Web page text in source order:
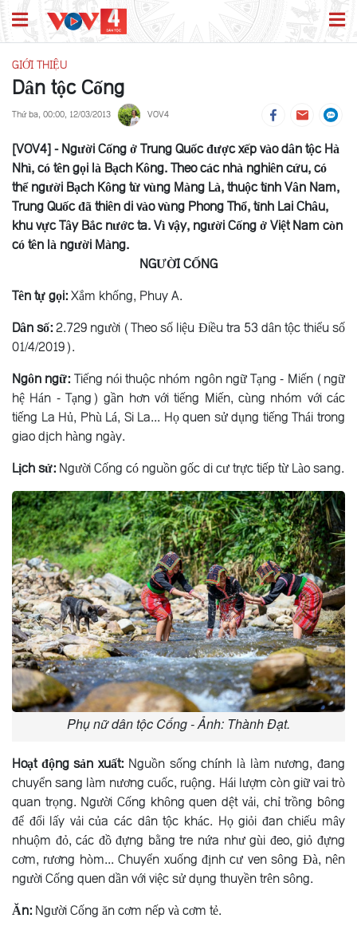
GIỚI THIỆU
Dân tộc Cống
Thứ ba, 00:00, 12/03/2013 VOV4
[VOV4] - Người Cống ở Trung Quốc được xếp vào dân tộc Hà
Nhì, có tên gọi là Bạch Kông. Theo các nhà nghiên cứu, có
thể người Bạch Kông từ vùng Màng Là, thuộc tỉnh Vân Nam,
Trung Quốc đã thiên di vào vùng Phong Thổ, tỉnh Lai Châu,
khu vực Tây Bắc nước ta. Vì vậy, người Cống ở Việt Nam còn
có tên là người Màng.
NGƯỜI CỐNG
Tên tự gọi:Xắm khống, Phuy A.
Dân số:2.729 người (Theo số liệu Điều tra 53 dân tộc thiểu số
01/4/2019).
Ngôn ngữ:Tiếng nói thuộc nhóm ngôn ngữ Tạng - Miến (ngữ
hệ Hán - Tạng) gần hơn với tiếng Miến, cùng nhóm với các
tiếng La Hủ, Phù Lá, Si La... Họ quen sử dụng tiếng Thái trong
giao dịch hàng ngày.
Lịch sử:Người Cống có nguồn gốc di cư trực tiếp từ Lào sang.
Phụ nữ dân tộc Cống - Ảnh: Thành Đạt.
Hoạt động sản xuất: Nguồn sống chính là làm nương, đang
chuyển sang làm nương cuốc, ruộng. Hái lượm còn giữ vai trò
quan trọng. Người Cống không quen dệt vải, chỉ trồng bông
để đổi lấy vải của các dân tộc khác. Họ giỏi đan chiếu mây
nhuộm đỏ, các đồ đựng bằng tre nứa như gùi đeo, giỏ đựng
cơm, rương hòm... Chuyển xuống định cư ven sông Ðà, nên
người Cống quen dần với việc sử dụng thuyền trên sông.
Ăn:Người Cống ăn cơm nếp và cơm tẻ.